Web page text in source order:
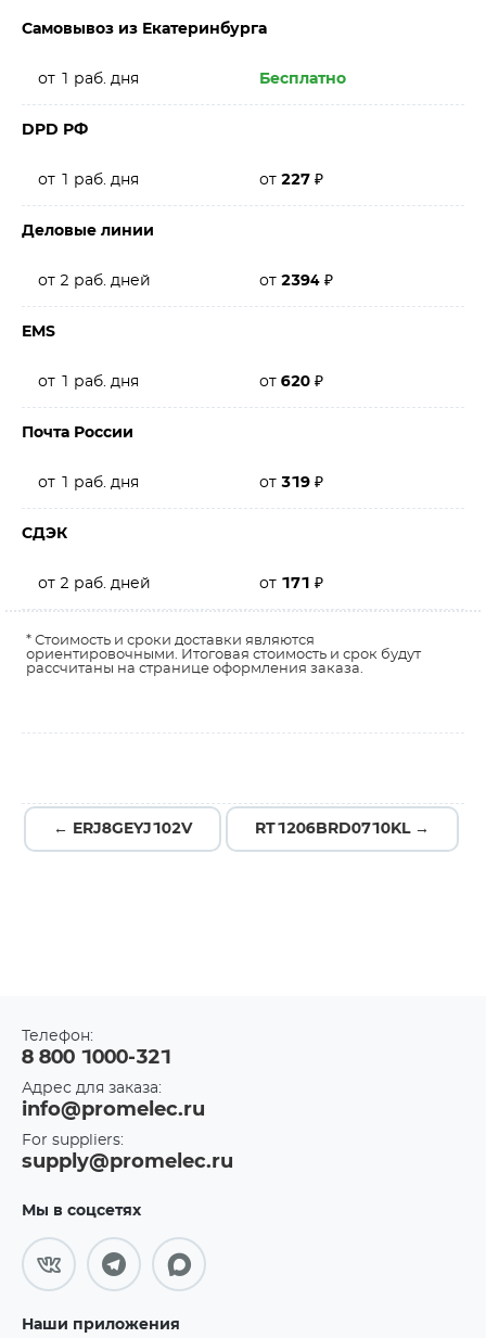
Самовывоз из Екатеринбурга
от 1 раб. дня Бесплатно
DPD РФ
от 1 раб. дня от 227 ₽
Деловые линии
от 2 раб. дней от 2394 ₽
EMS
от 1 раб. дня от 620 ₽
Почта России
от 1 раб. дня от 319 ₽
СДЭК
от 2 раб. дней от 171 ₽
* Стоимость и сроки доставки являются
ориентировочными. Итоговая стоимость и срок будут
рассчитаны на странице оформления заказа.
← ERJ8GEYJ102V RT1206BRD0710KL →
Телефон:
8 800 1000-321
Адрес для заказа:
info@promelec.ru
For suppliers:
supply@promelec.ru
Мы в соцсетях
Наши приложения